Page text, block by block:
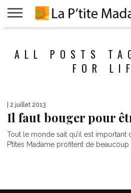
DE
VIVRE
PROPOS
ALL POSTS
FOR
| 2 juillet 2013
Il faut bouger pour
Tout le monde sait qu’il est
P’tites Madame profitent de beaucoup